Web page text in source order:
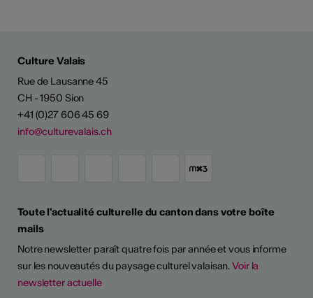
D'ARTISTES
Culture Valais
Rue de Lausanne 45
CH - 1950 Sion
+41 (0)27 606 45 69
info@culturevalais.ch
Toute l'actualité culturelle du canton dans votre boîte
mails
Notre newsletter paraît quatre fois par année et vous informe
sur les nouveautés du paysage culturel valaisan.Voir la
newsletter actuelle